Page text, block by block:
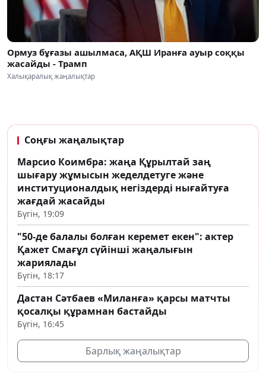
Ормуз бұғазы ашылмаса, АҚШ Иранға ауыр соққы
жасайды - Трамп
Халықаралық жаңалықтар
Соңғы жаңалықтар
Марсио Коимбра: жаңа Құрылтай заң
шығару жұмысын жеделдетуге және
институционалдық негіздерді нығайтуға
жағдай жасайды
Бүгін, 19:09
"50-де балалы болған керемет екен": актер
Қажет Смағұл сүйінші жаңалығын
жариялады
Бүгін, 18:17
Дастан Сәтбаев «Миланға» қарсы матчты
қосалқы құрамнан бастайды
Бүгін, 16:45
Барлық жаңалықтар